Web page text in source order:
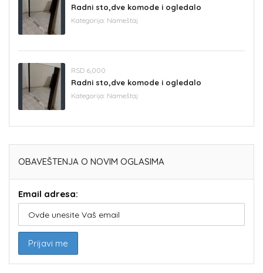
Radni sto,dve komode i ogledalo
Kategorija: Nameštaj
RSD 6,000
Radni sto,dve komode i ogledalo
Kategorija: Nameštaj
OBAVEŠTENJA O NOVIM OGLASIMA
Email adresa: